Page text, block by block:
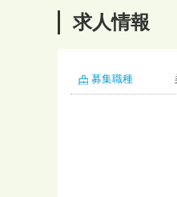
求人情報
募集職種